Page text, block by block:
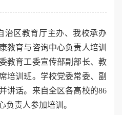
治区教育厅主办、我校承办
教育与咨询中心负责人培训
教育工委宣传部副部长、教
培训班。学校党委常委、副
讲话。来自全区各高校的86
负责人参加培训。